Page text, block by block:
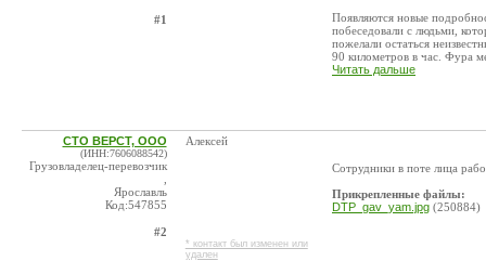
#1
Появляются новые
побеседовали с людьми,
пожелали остаться
90 километров в час. Фура
Читать дальше
СТО ВЕРСТ, ООО
(ИНН:7606088542)
Грузовладелец-перевозчик
Ярославль
Код:547855
#2
Алексей
* контакт был изменен или
удален
Сотрудники в поте лица
Прикрепленные файлы:
DTP_gav_yam.jpg (250884)